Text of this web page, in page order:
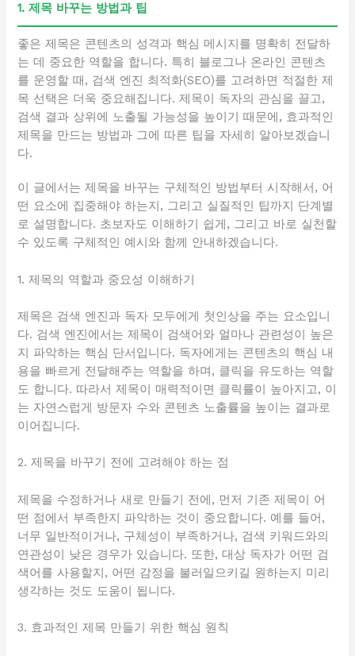
1. 제목 바꾸는 방법과 팁
좋은 제목은 콘텐츠의 성격과 핵심 메시지를 명확히 전달하
는 데 중요한 역할을 합니다. 특히 블로그나 온라인 콘텐츠
를 운영할 때, 검색 엔진 최적화(SEO)를 고려하면 적절한 제
목 선택은 더욱 중요해집니다. 제목이 독자의 관심을 끌고,
검색 결과 상위에 노출될 가능성을 높이기 때문에, 효과적인
제목을 만드는 방법과 그에 따른 팁을 자세히 알아보겠습니
다.
이 글에서는 제목을 바꾸는 구체적인 방법부터 시작해서, 어
떤 요소에 집중해야 하는지, 그리고 실질적인 팁까지 단계별
로 설명합니다. 초보자도 이해하기 쉽게, 그리고 바로 실천할
수 있도록 구체적인 예시와 함께 안내하겠습니다.
1. 제목의 역할과 중요성 이해하기
제목은 검색 엔진과 독자 모두에게 첫인상을 주는 요소입니
다. 검색 엔진에서는 제목이 검색어와 얼마나 관련성이 높은
지 파악하는 핵심 단서입니다. 독자에게는 콘텐츠의 핵심 내
용을 빠르게 전달해주는 역할을 하며, 클릭을 유도하는 역할
도 합니다. 따라서 제목이 매력적이면 클릭률이 높아지고, 이
는 자연스럽게 방문자 수와 콘텐츠 노출률을 높이는 결과로
이어집니다.
2. 제목을 바꾸기 전에 고려해야 하는 점
제목을 수정하거나 새로 만들기 전에, 먼저 기존 제목이 어
떤 점에서 부족한지 파악하는 것이 중요합니다. 예를 들어,
너무 일반적이거나, 구체성이 부족하거나, 검색 키워드와의
연관성이 낮은 경우가 있습니다. 또한, 대상 독자가 어떤 검
색어를 사용할지, 어떤 감정을 불러일으키길 원하는지 미리
생각하는 것도 도움이 됩니다.
3. 효과적인 제목 만들기 위한 핵심 원칙